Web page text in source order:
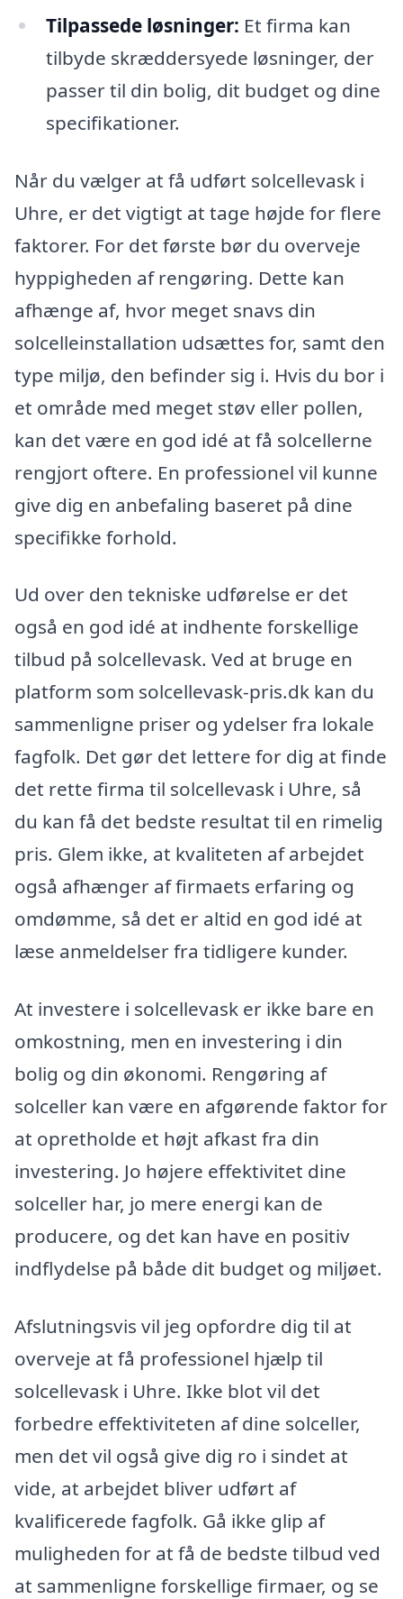
Tilpassede løsninger: Et firma kan
tilbyde skræddersyede løsninger, der
passer til din bolig, dit budget og dine
specifikationer.
Når du vælger at få udført solcellevask i
Uhre, er det vigtigt at tage højde for flere
faktorer. For det første bør du overveje
hyppigheden af rengøring. Dette kan
afhænge af, hvor meget snavs din
solcelleinstallation udsættes for, samt den
type miljø, den befinder sig i. Hvis du bor i
et område med meget støv eller pollen,
kan det være en god idé at få solcellerne
rengjort oftere. En professionel vil kunne
give dig en anbefaling baseret på dine
specifikke forhold.
Ud over den tekniske udførelse er det
også en god idé at indhente forskellige
tilbud på solcellevask. Ved at bruge en
platform som solcellevask-pris.dk kan du
sammenligne priser og ydelser fra lokale
fagfolk. Det gør det lettere for dig at finde
det rette firma til solcellevask i Uhre, så
du kan få det bedste resultat til en rimelig
pris. Glem ikke, at kvaliteten af arbejdet
også afhænger af firmaets erfaring og
omdømme, så det er altid en god idé at
læse anmeldelser fra tidligere kunder.
At investere i solcellevask er ikke bare en
omkostning, men en investering i din
bolig og din økonomi. Rengøring af
solceller kan være en afgørende faktor for
at opretholde et højt afkast fra din
investering. Jo højere effektivitet dine
solceller har, jo mere energi kan de
producere, og det kan have en positiv
indflydelse på både dit budget og miljøet.
Afslutningsvis vil jeg opfordre dig til at
overveje at få professionel hjælp til
solcellevask i Uhre. Ikke blot vil det
forbedre effektiviteten af dine solceller,
men det vil også give dig ro i sindet at
vide, at arbejdet bliver udført af
kvalificerede fagfolk. Gå ikke glip af
muligheden for at få de bedste tilbud ved
at sammenligne forskellige firmaer, og se